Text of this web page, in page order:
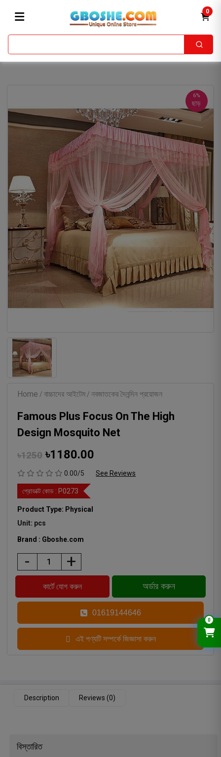
0
6%
ছাড়
Home / বাচ্চাদের আইটেম / নবজাতকের দৈনন্দিন প্রয়োজন
Famous Plus Focus On The High
Design Mosquito Net
৳1250 ৳1180.00
0.00/5 See Reviews
প্রোডাক্ট কোড : P0273
Product Type: Physical
Unit: pcs
Brand : Gboshe.com
- +
01619144646
এই পণ্যটি সম্পর্কে জিজ্ঞাসা করুন
Description Reviews (0)
বিস্তারিত
0